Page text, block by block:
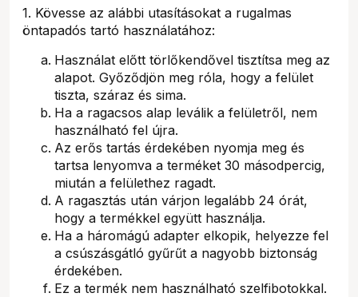
1. Kövesse az alábbi utasításokat a rugalmas
öntapadós tartó használatához:
Használat előtt törlőkendővel tisztítsa meg az
alapot. Győződjön meg róla, hogy a felület
tiszta, száraz és sima.
Ha a ragacsos alap leválik a felületről, nem
használható fel újra.
Az erős tartás érdekében nyomja meg és
tartsa lenyomva a terméket 30 másodpercig,
miután a felülethez ragadt.
A ragasztás után várjon legalább 24 órát,
hogy a termékkel együtt használja.
Ha a háromágú adapter elkopik, helyezze fel
a csúszásgátló gyűrűt a nagyobb biztonság
érdekében.
Ez a termék nem használható szelfibotokkal.